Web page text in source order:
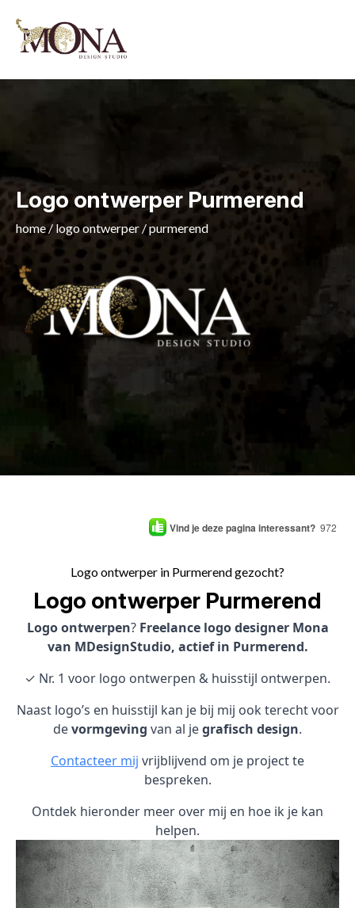
Logo ontwerper Purmerend
home/logo ontwerper /purmerend
Vind je deze pagina interessant? 972
Logo ontwerper in Purmerend gezocht?
Logo ontwerper Purmerend
Logo ontwerpen? Freelance logo designer Mona
van MDesignStudio, actief in Purmerend.
✓ Nr. 1 voor logo ontwerpen & huisstijl ontwerpen.
Naast logo’s en huisstijl kan je bij mij ook terecht voor
devormgeving van al jegrafisch design.
Contacteer mij vrijblijvend om je project te
bespreken.
Ontdek hieronder meer over mij en hoe ik je kan
helpen.